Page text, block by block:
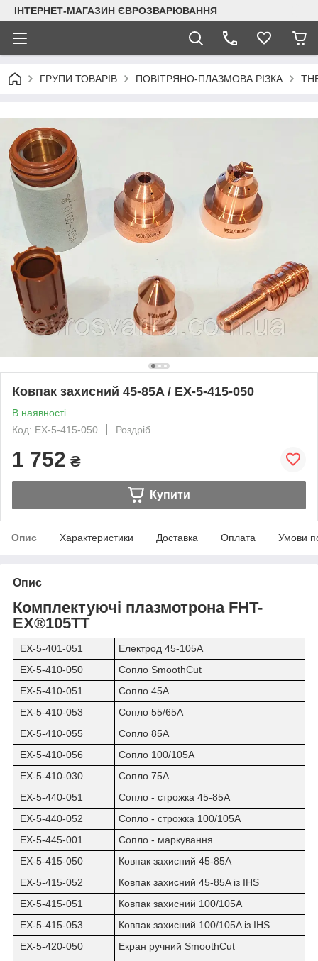
ІНТЕРНЕТ-МАГАЗИН ЄВРОЗВАРЮВАННЯ
ГРУПИ ТОВАРІВ ПОВІТРЯНО-ПЛАЗМОВА РІЗКА
Ковпак захисний 45-85A / EX-5-415-050
В наявності
Код: EX-5-415-050
Роздріб
1 752 ₴
Купити
Опис Характеристики Доставка Оплата Умови
Опис
Комплектуючі плазмотрона FHT-
EX®105TT
EX-5-401-051
Електрод 45-105A
EX-5-410-050
Сопло SmoothCut
EX-5-410-051
Сопло 45A
EX-5-410-053
Сопло 55/65A
EX-5-410-055
Сопло 85A
EX-5-410-056
Сопло 100/105A
EX-5-410-030
Сопло 75A
EX-5-440-051
Сопло - строжка 45-85A
EX-5-440-052
Сопло - строжка 100/105A
EX-5-445-001
Сопло - маркування
EX-5-415-050
Ковпак захисний 45-85A
EX-5-415-052
Ковпак захисний 45-85A із IHS
EX-5-415-051
Ковпак захисний 100/105A
EX-5-415-053
Ковпак захисний 100/105A із IHS
EX-5-420-050
Екран ручний SmoothCut